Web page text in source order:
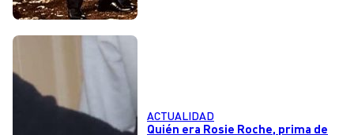
ACTUALIDAD
Quién era Rosie Roche, prima de